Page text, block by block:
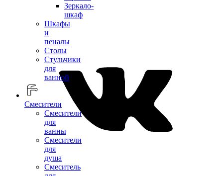
Зеркало-
шкаф
Шкафы
и
пеналы
Столы
Стульчики
для
ванной
Смесители
Смесители
для
ванны
Смесители
для
душа
Смеситель